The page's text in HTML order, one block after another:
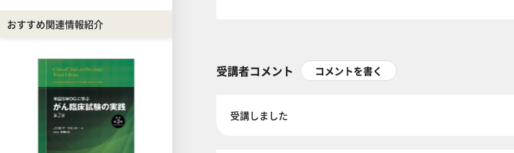
おすすめ関連情報紹介
受講者コメント コメントを書く
受講しました